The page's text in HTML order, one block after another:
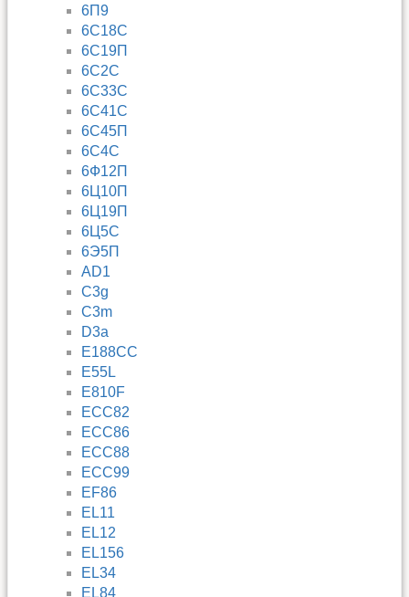
6П9
6С18С
6С19П
6С2С
6С33С
6С41С
6С45П
6С4С
6Ф12П
6Ц10П
6Ц19П
6Ц5С
6Э5П
АD1
C3g
C3m
D3a
E188CC
E55L
E810F
ECC82
ECC86
ECC88
ECC99
EF86
EL11
EL12
EL156
EL34
EL84